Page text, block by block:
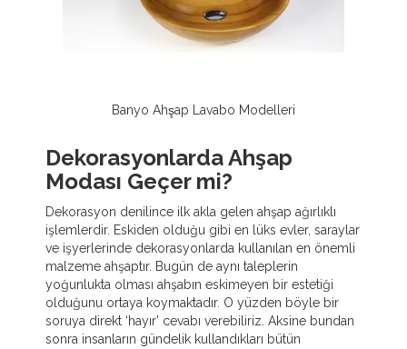
Banyo Ahşap Lavabo Modelleri
Dekorasyonlarda Ahşap
Modası Geçer mi?
Dekorasyon denilince ilk akla gelen ahşap ağırlıklı
işlemlerdir. Eskiden olduğu gibi en lüks evler, saraylar
ve işyerlerinde dekorasyonlarda kullanılan en önemli
malzeme ahşaptır. Bugün de aynı taleplerin
yoğunlukta olması ahşabın eskimeyen bir estetiği
olduğunu ortaya koymaktadır. O yüzden böyle bir
soruya direkt ‘hayır’ cevabı verebiliriz. Aksine bundan
sonra insanların gündelik kullandıkları bütün